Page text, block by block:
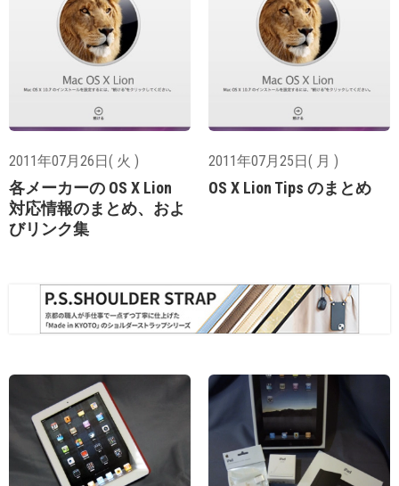
2011年07月26日( 火 )
各メーカーの OS X Lion
対応情報のまとめ、およ
びリンク集
2011年07月25日( 月 )
OS X Lion Tips のまとめ